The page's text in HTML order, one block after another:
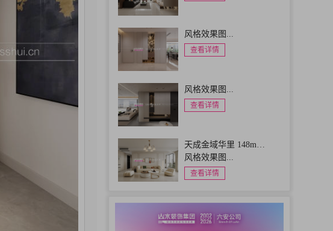
风格效果图...
查看详情
风格效果图...
查看详情
天成金域华里 148m…
风格效果图...
查看详情